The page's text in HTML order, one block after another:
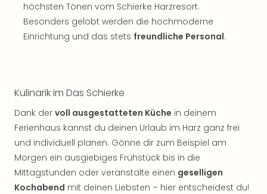
höchsten Tönen vom Schierke Harzresort.
Besonders gelobt werden die hochmoderne
Einrichtung und das stets freundliche Personal.
Kulinarik im Das Schierke
Dank der voll ausgestatteten Küche in deinem
Ferienhaus kannst du deinen Urlaub im Harz ganz frei
und individuell planen. Gönne dir zum Beispiel am
Morgen ein ausgiebiges Frühstück bis in die
Mittagstunden oder veranstalte einen geselligen
Kochabend mit deinen Liebsten – hier entscheidest du!